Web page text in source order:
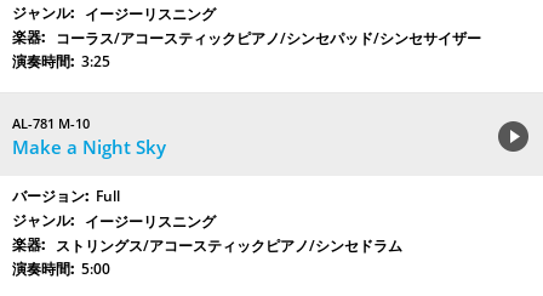
イージーリスニング
コーラス/アコースティックピアノ/シンセパッド/シンセサイザー
3:25
AL-781 M-10
Make a Night Sky
Full
イージーリスニング
ストリングス/アコースティックピアノ/シンセドラム
5:00